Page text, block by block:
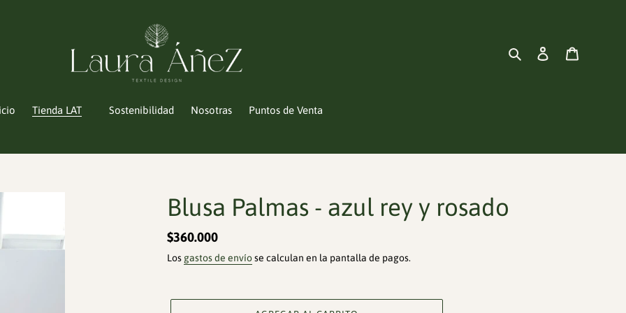
Buscar Ingresar
Tienda LAT Sostenibilidad Nosotras Puntos de Venta
Blusa Palmas - azul rey y rosado
Precio
habitual
$360.000
Los gastos de envíose calculan en la pantalla de pagos.